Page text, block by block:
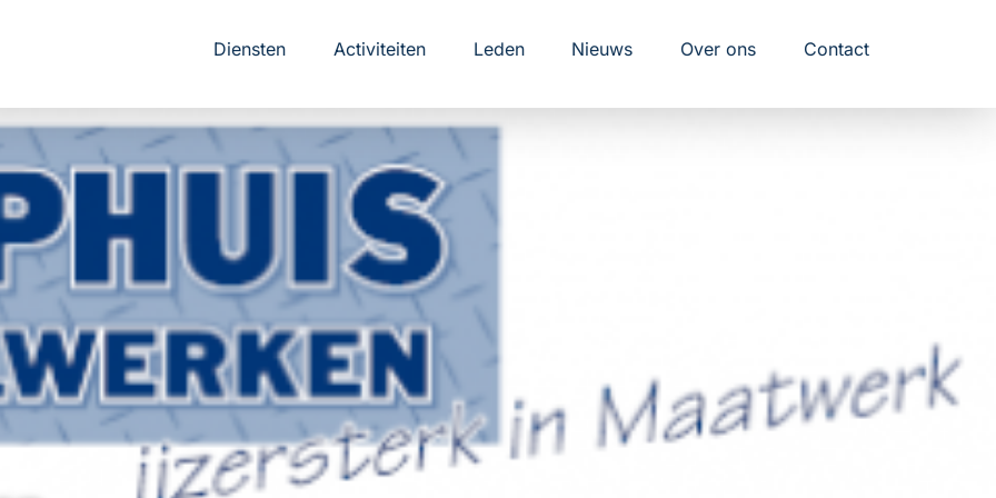
Diensten
Activiteiten Leden Nieuws Over ons Contact